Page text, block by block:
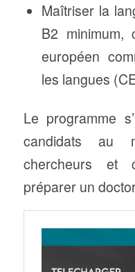
Maîtriser la
B2 minimum,
européen
les langues
Le programme
candidats au
chercheurs et
préparer un